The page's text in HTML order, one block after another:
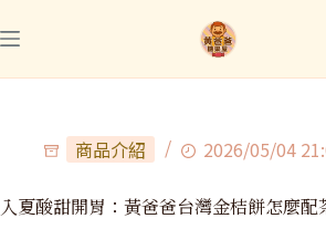
商品介紹 2026/05/04
入夏酸甜開胃：黃爸爸台灣金桔餅怎麼配